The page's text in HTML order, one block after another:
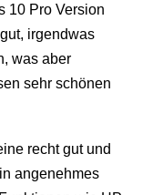
10 Pro Version
irgendwas
was aber
sehr schönen
recht gut und
angenehmes